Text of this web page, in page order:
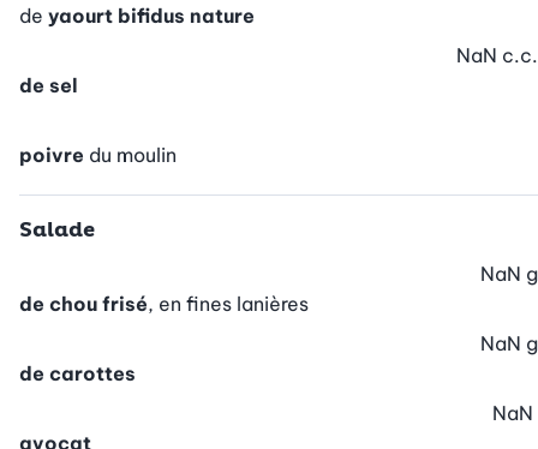
de yaourt bifidus nature
de sel
NaN c.c.
poivre du moulin
Salade
de chou frisé, en fines lanières
NaN g
de carottes
NaN g
avocat
NaN